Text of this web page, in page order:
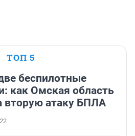
ТОП 5
беспилотные
как Омская область
вторую атаку БПЛА
22